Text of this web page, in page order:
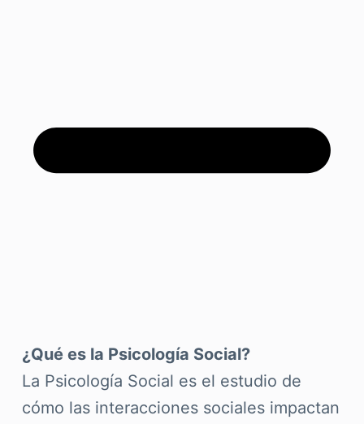
¿Qué es la Psicología Social?
La Psicología Social es el estudio de
cómo las interacciones sociales impactan